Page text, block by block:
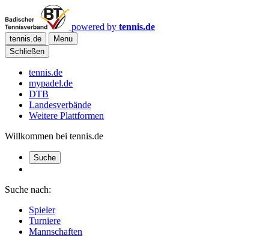
powered by tennis.de
tennis.de
Menu
Schließen
tennis.de
mypadel.de
DTB
Landesverbände
Weitere Plattformen
Willkommen bei tennis.de
Suche
Suche nach:
Spieler
Turniere
Mannschaften